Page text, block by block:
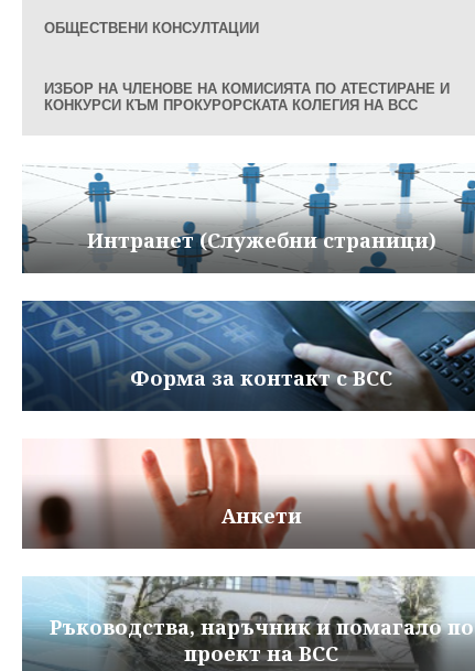
ОБЩЕСТВЕНИ КОНСУЛТАЦИИ
ИЗБОР НА ЧЛЕНОВЕ НА КОМИСИЯТА ПО АТЕСТИРАНЕ И
КОНКУРСИ КЪМ ПРОКУРОРСКАТА КОЛЕГИЯ НА ВСС
Интранет (Служебни страници)
Форма за контакт с ВСС
Анкети
Ръководства, наръчник и помагало по
проект на ВСС